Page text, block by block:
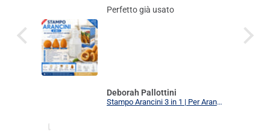
Perfetto già usato
Deborah Pallottini
Stampo Arancini 3 in 1 | Per Arancini, Supplì e Polpette Uniformi | 3 Forme Intercambiabili Food Grade + Ricettario